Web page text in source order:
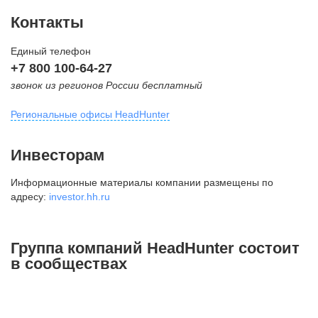
Контакты
Единый телефон
+7 800 100-64-27
звонок из регионов России бесплатный
Региональные офисы HeadHunter
внутригородская территория
Муниципальный округ Тверской,
2-я Брестская ул., д. 48,
+7 495 980-64-27
Инвесторам
Информационные материалы компании размещены по
адресу: investor.hh.ru
Группа компаний HeadHunter состоит
в сообществах